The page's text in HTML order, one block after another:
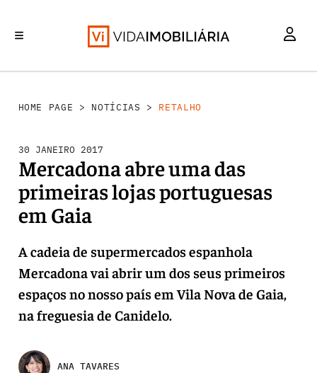
HOME PAGE > NOTÍCIAS > RETALHO
30 JANEIRO 2017
Mercadona abre uma das
primeiras lojas portuguesas
em Gaia
A cadeia de supermercados espanhola
Mercadona vai abrir um dos seus primeiros
espaços no nosso país em Vila Nova de Gaia,
na freguesia de Canidelo.
ANA TAVARES